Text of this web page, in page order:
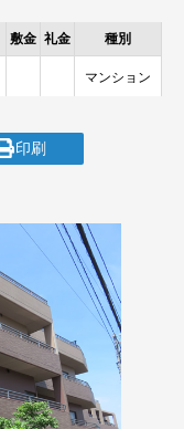
敷金 礼金 種別
マンション
印刷